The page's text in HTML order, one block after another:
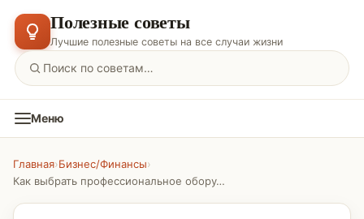
Полезные советы
Лучшие полезные советы на все случаи жизни
Меню
Главная›Бизнес/Финансы›
Как выбрать профессиональное оборудование для кафе и ресторанов